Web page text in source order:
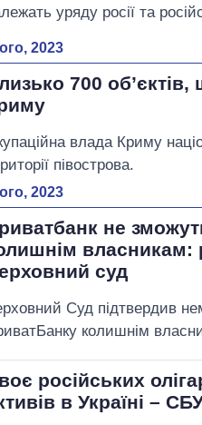
уряду росії та
2023
700
влада Криму
півострова.
2023
не
власникам:
суд
Суд підтвердив
колишнім
російських
в Україні –